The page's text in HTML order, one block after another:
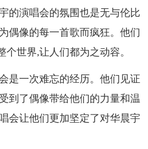
的演唱会的氛围也是无与伦比
偶像的每一首歌而疯狂。他们
世界,让人们都为之动容。
是一次难忘的经历。他们见证
到了偶像带给他们的力量和温
会让他们更加坚定了对华晨宇